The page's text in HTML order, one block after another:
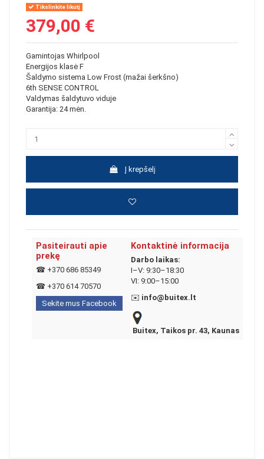
Tikslinkite likutį
379,00 €
Gamintojas Whirlpool
Energijos klasė F
Šaldymo sistema Low Frost (mažai šerkšno)
6th SENSE CONTROL
Valdymas šaldytuvo viduje
Garantija: 24 mėn.
Į krepšelį
Pasiteirauti apie
prekę
☎ +370 686 85349
☎ +370 614 70570
Sekite mus Facebook
Kontaktinė informacija
Darbo laikas:
I–V: 9:30–18:30
VI: 9:00–15:00
✉️ info@buitex.lt
Buitex, Taikos pr. 43, Kaunas